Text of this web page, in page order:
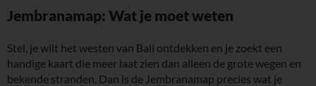
Jembranamap: Wat je moet weten
Stel, je wilt het westen van Bali ontdekken en je zoekt een
handige kaart die meer laat zien dan alleen de grote wegen en
bekende stranden. Dan is de Jembranamap precies wat je